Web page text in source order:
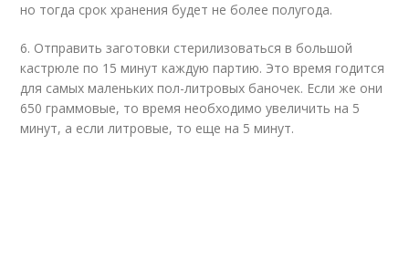
но тогда срок хранения будет не более полугода.
6. Отправить заготовки стерилизоваться в большой
кастрюле по 15 минут каждую партию. Это время годится
для самых маленьких пол-литровых баночек. Если же они
650 граммовые, то время необходимо увеличить на 5
минут, а если литровые, то еще на 5 минут.